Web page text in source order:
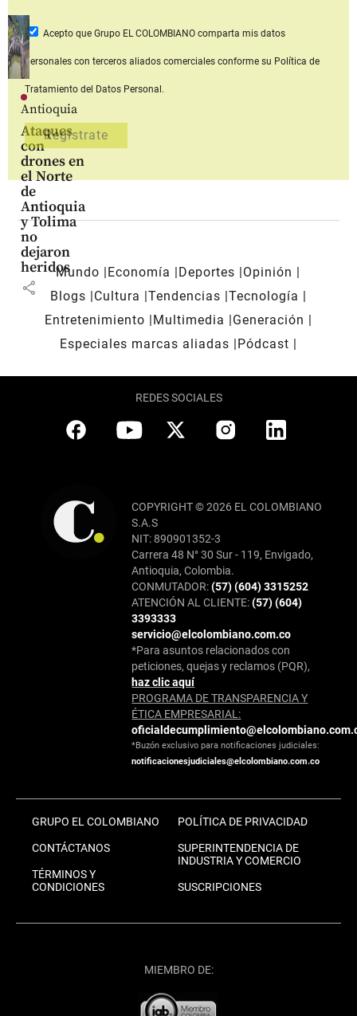
Antioquia
Ataques
con
drones en
el Norte
de
Antioquia
y Tolima
no
dejaron
heridos
share
Acepto que Grupo EL COLOMBIANOcomparta mis datos
personales con terceros aliados comerciales conforme su Política de
Tratamiento del Datos Personal.
Mundo Economía Deportes
Opinión
Blogs
Cultura Tendencias Tecnología
Entretenimiento
Multimedia
Generación
Especiales marcas aliadas
Pódcast
REDES SOCIALES
COPYRIGHT © 2026 EL COLOMBIANO
S.A.S
NIT: 890901352-3
Carrera 48 N° 30 Sur - 119, Envigado,
Antioquia, Colombia.
CONMUTADOR:(57) (604) 3315252
ATENCIÓN AL CLIENTE:(57) (604)
3393333
servicio@elcolombiano.com.co
*Para asuntos relacionados con
peticiones, quejas y reclamos (PQR),
haz clic aquí
PROGRAMA DE TRANSPARENCIA Y
ÉTICA EMPRESARIAL:
*Buzón exclusivo para notificaciones judiciales:
notificacionesjudiciales@elcolombiano.com.co
GRUPO EL COLOMBIANO
CONTÁCTANOS
TÉRMINOS Y
CONDICIONES
POLÍTICA DE PRIVACIDAD
SUPERINTENDENCIA DE
INDUSTRIA Y COMERCIO
SUSCRIPCIONES
MIEMBRO DE: